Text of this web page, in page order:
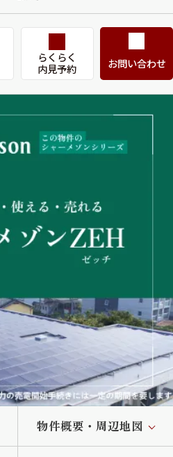
らくらく
内見予約
お問い合わせ
物件概要・周辺地図